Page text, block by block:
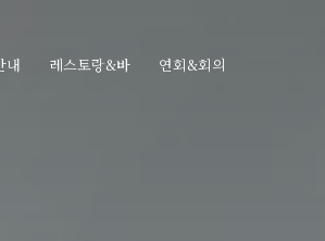
내 레스토랑&바 연회&회의